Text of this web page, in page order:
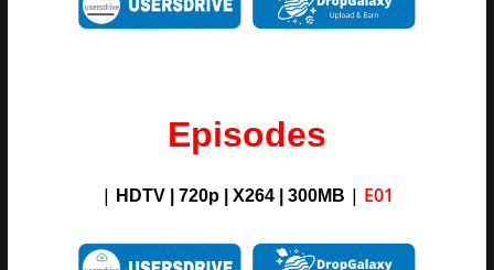
Episodes
| HDTV | 720p | X264 | 300MB | E01